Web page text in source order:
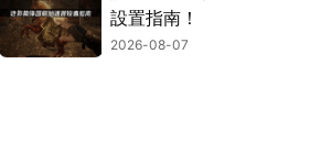
設置指南！
2026-08-07